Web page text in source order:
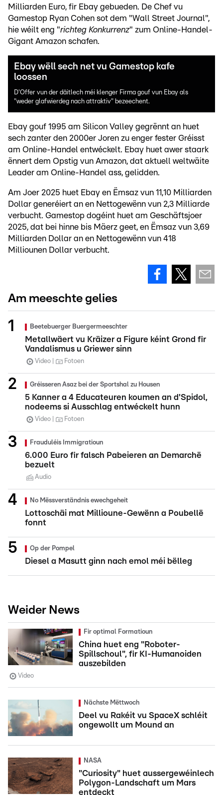
Milliarden Euro, fir Ebay gebueden. De Chef vu
Gamestop Ryan Cohen sot dem "Wall Street Journal",
hie wéilt eng "richteg Konkurrenz" zum Online-Handel-
Gigant Amazon schafen.
Ebay wëll sech net vu Gamestop kafe
loossen
D'Offer vun der däitlech méi klenger Firma gouf vun Ebay als
"weder glafwierdeg nach attraktiv" bezeechent.
Ebay gouf 1995 am Silicon Valley gegrënnt an huet
sech zanter den 2000er Joren zu enger fester Gréisst
am Online-Handel entwéckelt. Ebay huet awer staark
ënnert dem Opstig vun Amazon, dat aktuell weltwäite
Leader am Online-Handel ass, gelidden.
Am Joer 2025 huet Ebay en Ëmsaz vun 11,10 Milliarden
Dollar generéiert an en Nettogewënn vun 2,3 Milliarde
verbucht. Gamestop dogéint huet am Geschäftsjoer
2025, dat bei hinne bis Mäerz geet, en Ëmsaz vun 3,69
Milliarden Dollar an en Nettogewënn vun 418
Milliounen Dollar verbucht.
Am meeschte gelies
Beetebuerger Buergermeeschter
Metallwäert vu Kräizer a Figure kéint Grond fir
Vandalismus u Griewer sinn
Video Fotoen
Gréisseren Asaz bei der Sportshal zu Housen
5 Kanner a 4 Educateuren koumen an d'Spidol,
nodeems si Ausschlag entwéckelt hunn
Video Fotoen
Frauduléis Immigratioun
6.000 Euro fir falsch Pabeieren an Demarchë
bezuelt
Audio
No Mëssverständnis ewechgeheit
Lottoschäi mat Millioune-Gewënn a Poubellë
fonnt
Op der Pompel
Diesel a Masutt ginn nach emol méi bëlleg
Weider News
Fir optimal Formatioun
China huet eng "Roboter-
Spillschoul", fir KI-Humanoiden
auszebilden
Video
Nächste Mëttwoch
Deel vu Rakéit vu SpaceX schléit
ongewollt um Mound an
NASA
"Curiosity" huet aussergewéinlech
Polygon-Landschaft um Mars
entdeckt